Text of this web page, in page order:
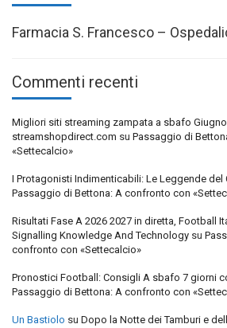
Farmacia S. Francesco –
Commenti recenti
Migliori siti streaming zampata a sbafo
streamshopdirect.com su Passaggio di
«Settecalcio»
I Protagonisti Indimenticabili: Le Leggende del
Passaggio di Bettona: A confronto con
Risultati Fase A 2026 2027 in diretta, Football
Signalling Knowledge And Technology su
confronto con «Settecalcio»
Pronostici Football: Consigli A sbafo 7 giorni
Passaggio di Bettona: A confronto con
Un Bastiolo su Dopo la Notte dei Tamburi e